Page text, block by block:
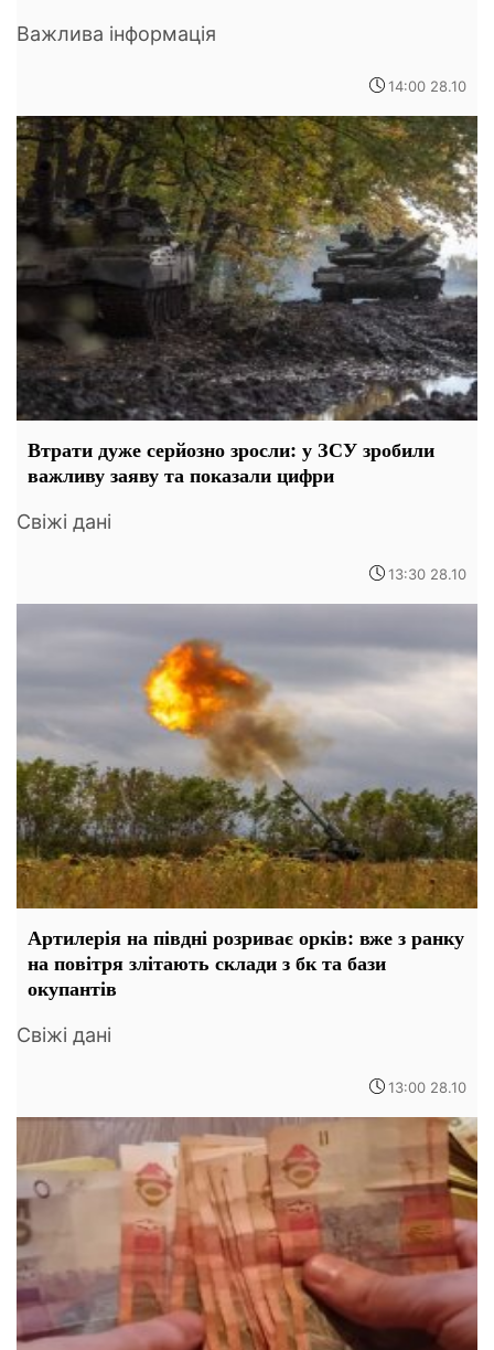
Важлива інформація
14:00 28.10
Втрати дуже серйозно зросли: у ЗСУ зробили
важливу заяву та показали цифри
Свіжі дані
13:30 28.10
Артилерія на півдні розриває орків: вже з ранку
на повітря злітають склади з бк та бази
окупантів
Свіжі дані
13:00 28.10